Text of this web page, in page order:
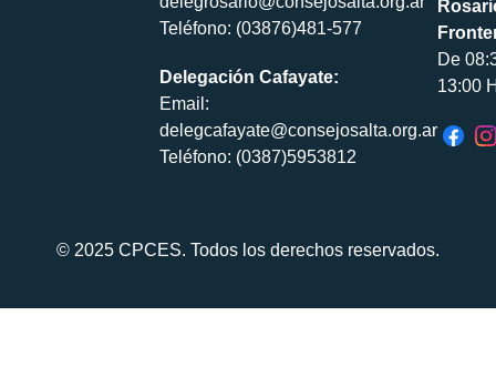
Teléfono: (03876)481-577
Delegación Cafayate:
Email:
delegcafayate@consejosalta.org.ar
Teléfono: (0387)5953812
De
13:00
© 2025 CPCES. Todos los derechos reservados.